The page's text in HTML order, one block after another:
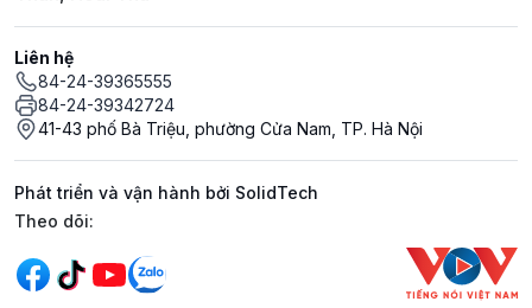
Liên hệ
84-24-39365555
84-24-39342724
41-43 phố Bà Triệu, phường Cửa Nam, TP. Hà Nội
Phát triển và vận hành bởi SolidTech
Mạng xã hội
Theo dõi: